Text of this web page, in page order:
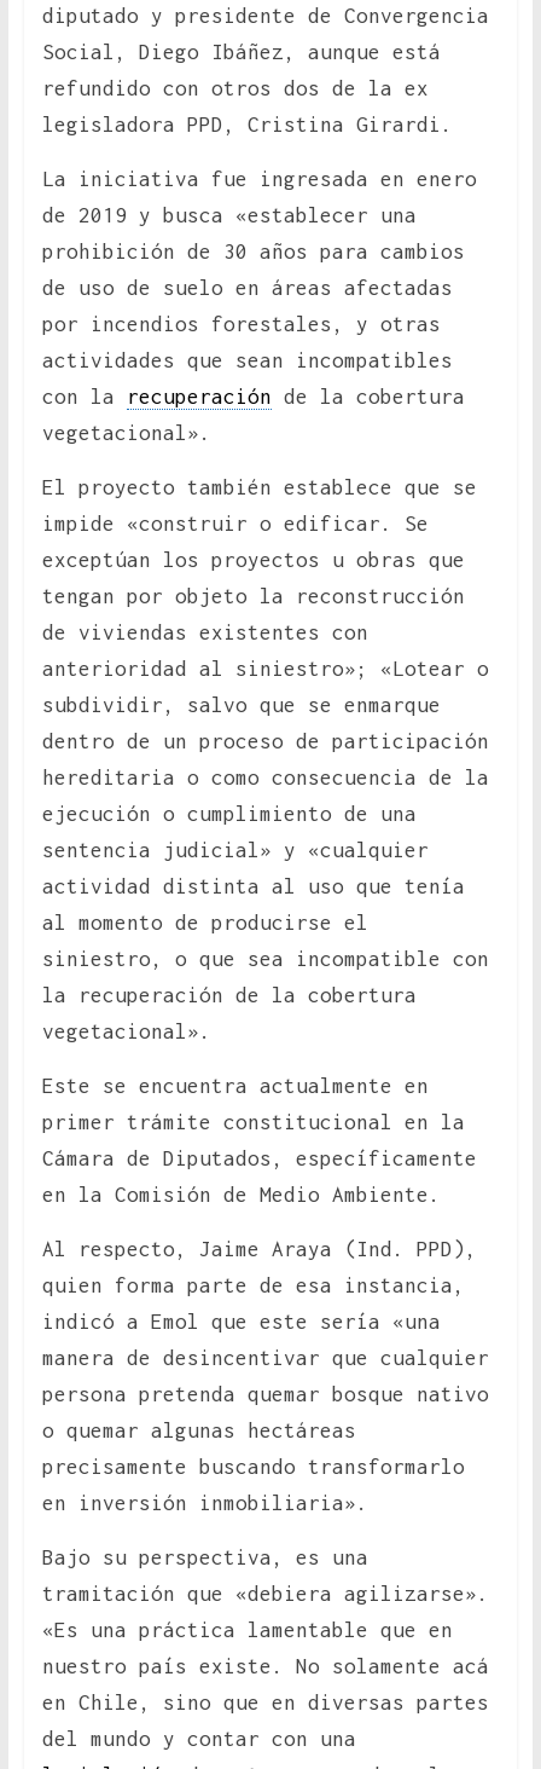
diputado y presidente de Convergencia
Social, Diego Ibáñez, aunque está
refundido con otros dos de la ex
legisladora PPD, Cristina Girardi.
La iniciativa fue ingresada en enero
de 2019 y busca «establecer una
prohibición de 30 años para cambios
de uso de suelo en áreas afectadas
por incendios forestales, y otras
actividades que sean incompatibles
con la
recuperación de la cobertura
vegetacional».
El proyecto también establece que se
impide «construir o edificar. Se
exceptúan los proyectos u obras que
tengan por objeto la reconstrucción
de viviendas existentes con
anterioridad al siniestro»; «Lotear o
subdividir, salvo que se enmarque
dentro de un proceso de participación
hereditaria o como consecuencia de la
ejecución o cumplimiento de una
sentencia judicial» y «cualquier
actividad distinta al uso que tenía
al momento de producirse el
siniestro, o que sea incompatible con
la recuperación de la cobertura
vegetacional».
Este se encuentra actualmente en
primer trámite constitucional en la
Cámara de Diputados, específicamente
en la Comisión de Medio Ambiente.
Al respecto, Jaime Araya (Ind. PPD),
quien forma parte de esa instancia,
indicó a Emol que este sería «una
manera de desincentivar que cualquier
persona pretenda quemar bosque nativo
o quemar algunas hectáreas
precisamente buscando transformarlo
en inversión inmobiliaria».
Bajo su perspectiva, es una
tramitación que «debiera agilizarse».
«Es una práctica lamentable que en
nuestro país existe. No solamente acá
en Chile, sino que en diversas partes
del mundo y contar con una